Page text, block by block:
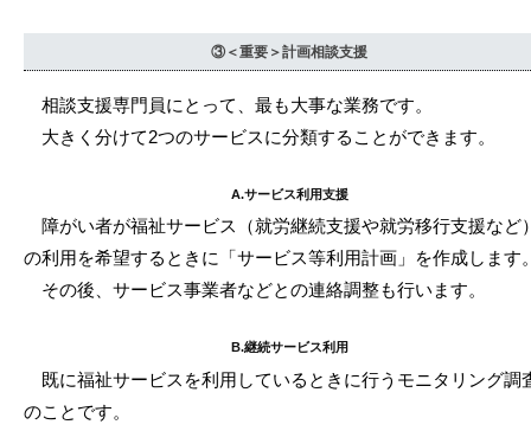
③＜重要＞計画相談支援
相談支援専門員にとって、最も大事な業務です。
大きく分けて2つのサービスに分類することができます。
A.サービス利用支援
障がい者が福祉サービス（就労継続支援や就労移行支援など
の利用を希望するときに「サービス等利用計画」を作成します
その後、サービス事業者などとの連絡調整も行います。
B.継続サービス利用
既に福祉サービスを利用しているときに行うモニタリング調
のことです。